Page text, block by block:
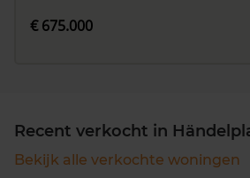
€ 675.000
Recent verkocht in
Bekijk alle verkochte woningen